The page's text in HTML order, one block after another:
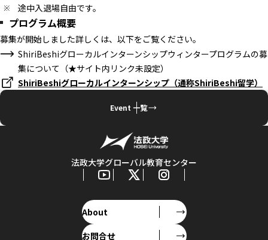
途中入退場自由です。
プログラム概要
募集が開始しました詳しくは、以下をご覧ください。
ShiriBeshiグローカルインターンシップウィンタープログラムの募
集について（★サイト内リンク未設定）
ShiriBeshiグローカルインターンシップ（通称ShiriBeshi留学）
Event 一覧
法政大学グローバル教育センター
About
お問合せ